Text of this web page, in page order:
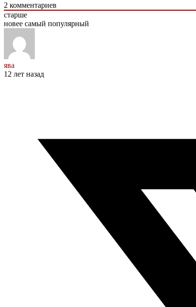
2 комментариев
старше
новее самый популярный
ява
12 лет назад